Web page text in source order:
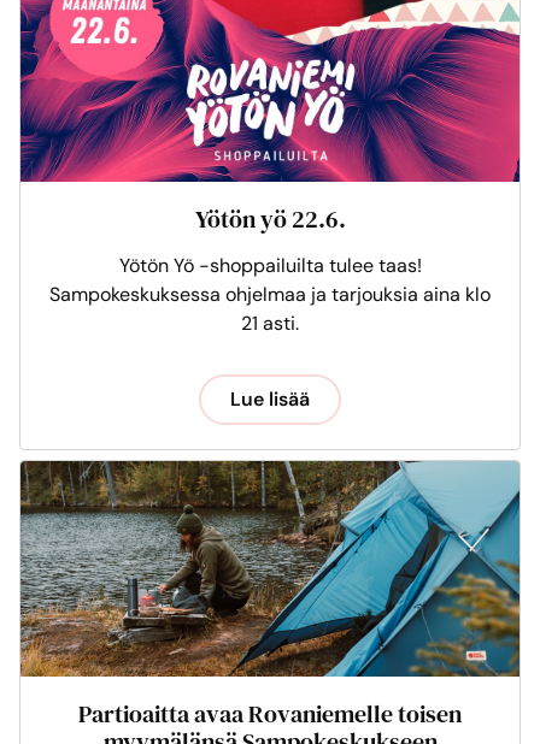
Yötön yö 22.6.
Yötön Yö -shoppailuilta tulee taas!
Sampokeskuksessa ohjelmaa ja tarjouksia aina klo
21 asti.
Lue lisää
Partioaitta avaa Rovaniemelle toisen